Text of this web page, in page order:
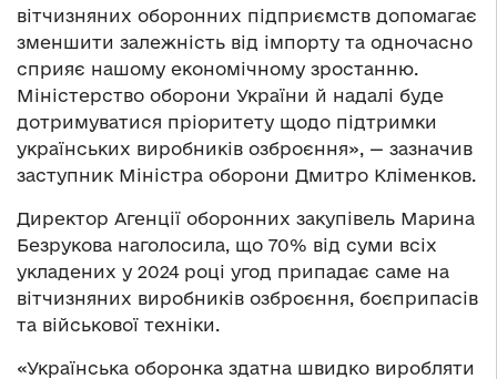
вітчизняних оборонних підприємств допомагає
зменшити залежність від імпорту та одночасно
сприяє нашому економічному зростанню.
Міністерство оборони України й надалі буде
дотримуватися пріоритету щодо підтримки
українських виробників озброєння», — зазначив
заступник Міністра оборони Дмитро Кліменков.
Директор Агенції оборонних закупівель Марина
Безрукова наголосила, що 70% від суми всіх
укладених у 2024 році угод припадає саме на
вітчизняних виробників озброєння, боєприпасів
та військової техніки.
«Українська оборонка здатна швидко виробляти